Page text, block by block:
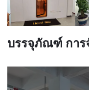
บรรจุภัณฑ์ การ